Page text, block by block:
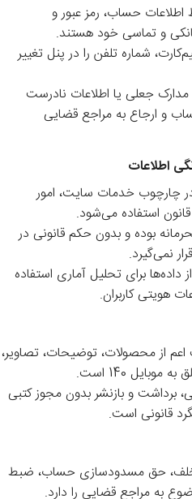
حساب، رمز عبور و
و تماسی خود هستند.
شماره تلفن را در پنل تغییر
مدارک جعلی یا اطلاعات نادرست
و ارجاع به مراجع قضایی
در چارچوب خدمات سایت، امور
استفاده می‌شود.
بوده و بدون حکم قانونی در
نمی‌گیرد.
برای تحلیل آماری استفاده
هویتی کاربران.
از محصولات، توضیحات، تصاویر،
140 است.
برداشت و بازنشر بدون مجوز کتبی
قانونی است.
حق مسدودسازی حساب، ضبط
به مراجع قضایی را دارد.